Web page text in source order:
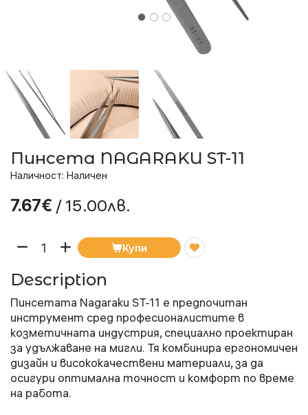
Пинсета NAGARAKU ST-11
Наличност: Наличен
7.67€ / 15.00лв.
Купи
Description
Пинсетата Nagaraku ST-11 е предпочитан
инструмент сред професионалистите в
козметичната индустрия, специално проектиран
за удължаване на мигли. Тя комбинира ергономичен
дизайн и висококачествени материали, за да
осигури оптимална точност и комфорт по време
на работа.